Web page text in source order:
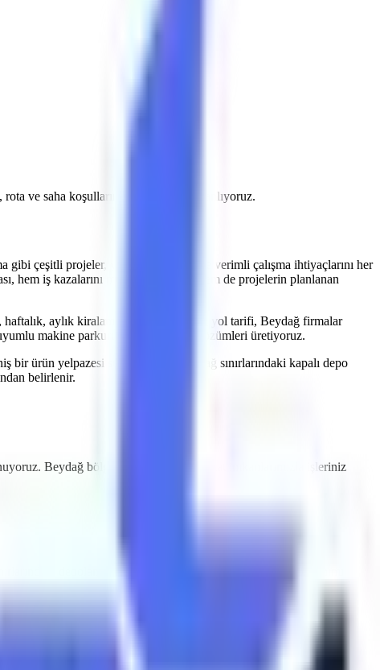
ve saha koşullarını doğrulayarak planlıyoruz.
gibi çeşitli projeler, yüksekte güvenli ve verimli çalışma ihtiyaçlarını her
hem iş kazalarını minimize etmekte hem de projelerin planlanan
aylık kiralama fiyatları, Beydağ yol tarifi, Beydağ firmalar
makine parkurumuzla kiralama çözümleri üretiyoruz.
bir ürün yelpazesi sunmaktayız.
sınırlarındaki kapalı depo
belirlenir.
Beydağ bölgesine özel hızlı teslimat imkanlarımızla işleriniz
süreçlerinde Artı Platform, her kiralama